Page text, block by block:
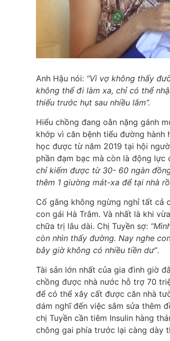
Anh Hậu nói: “Vì vợ không thấy
không thể đi làm xa, chỉ có thể
thiếu trước hụt sau nhiều lắm”.
Hiểu chồng đang oằn nặng gánh
khớp vì căn bệnh tiểu đường hành
học được từ năm 2019 tại hội
phần đạm bạc mà còn là động lực
chỉ kiếm được từ 30- 60 ngàn
thêm 1 giường mát-xa để tại nhà
Cố gắng không ngừng nghỉ tất cả
con gái Hà Trâm. Và nhất là khi
chữa trị lâu dài. Chị Tuyền sợ:
còn nhìn thấy đường. Nay nghe
bây giờ không có nhiều tiền dư”.
Tài sản lớn nhất của gia đình giờ
chồng được nhà nước hỗ trợ 70
để có thể xây cất được căn nhà
dám nghĩ đến việc sắm sửa thêm
chị Tuyền cần tiêm Insulin hàng
chông gai phía trước lại càng dày